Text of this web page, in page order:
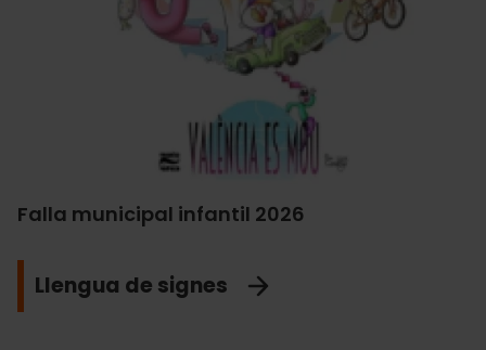
Falla municipal infantil 2026
Llengua de signes